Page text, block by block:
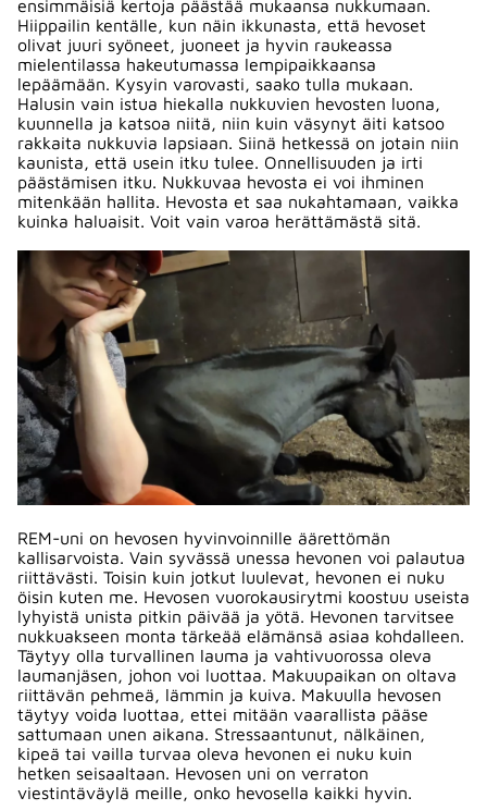
ensimmäisiä kertoja päästää mukaansa nukkumaan.
Hiippailin kentälle, kun näin ikkunasta, että hevoset
olivat juuri syöneet, juoneet ja hyvin raukeassa
mielentilassa hakeutumassa lempipaikkaansa
lepäämään. Kysyin varovasti, saako tulla mukaan.
Halusin vain istua hiekalla nukkuvien hevosten luona,
kuunnella ja katsoa niitä, niin kuin väsynyt äiti katsoo
rakkaita nukkuvia lapsiaan. Siinä hetkessä on jotain niin
kaunista, että usein itku tulee. Onnellisuuden ja irti
päästämisen itku. Nukkuvaa hevosta ei voi ihminen
mitenkään hallita. Hevosta et saa nukahtamaan, vaikka
kuinka haluaisit. Voit vain varoa herättämästä sitä.
REM-uni on hevosen hyvinvoinnille äärettömän
kallisarvoista. Vain syvässä unessa hevonen voi palautua
riittävästi. Toisin kuin jotkut luulevat, hevonen ei nuku
öisin kuten me. Hevosen vuorokausirytmi koostuu useista
lyhyistä unista pitkin päivää ja yötä. Hevonen tarvitsee
nukkuakseen monta tärkeää elämänsä asiaa kohdalleen.
Täytyy olla turvallinen lauma ja vahtivuorossa oleva
laumanjäsen, johon voi luottaa. Makuupaikan on oltava
riittävän pehmeä, lämmin ja kuiva. Makuulla hevosen
täytyy voida luottaa, ettei mitään vaarallista pääse
sattumaan unen aikana. Stressaantunut, nälkäinen,
kipeä tai vailla turvaa oleva hevonen ei nuku kuin
hetken seisaaltaan. Hevosen uni on verraton
viestintäväylä meille, onko hevosella kaikki hyvin.